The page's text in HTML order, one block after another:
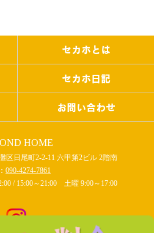
セカホとは
セカホ日記
お問い合わせ
HOME
区日尾町2-2-11 六甲第2ビル 2階南
090-4274-7861
/ 15:00～21:00 土曜 9:00～17:00